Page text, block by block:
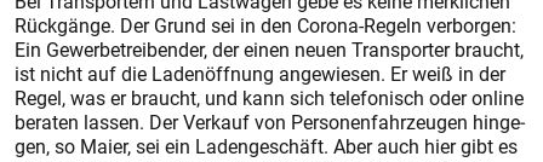
Rück­gän­ge. Der Grund sei in den Co­ro­na­-Re­geln ver­bor­gen:
Ein Ge­wer­be­trei­ben­der, der ei­nen neu­en Trans­por­ter braucht,
ist nicht auf die La­den­öff­nung an­ge­wie­sen. Er weiß in der
Re­gel, was er braucht, und kann sich te­le­fo­nisch oder on­line
be­ra­ten las­sen. Der Ver­kauf von Per­so­nen­fahr­zeu­gen hin­ge­
gen, so Mai­er, sei ein La­den­ge­schäft. Aber auch hier gibt es